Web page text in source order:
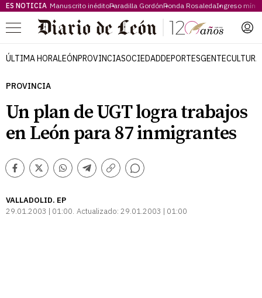
ES NOTICIA Manuscrito inéditoParadilla GordónRonda RosaledaIngreso
Menú
ÚLTIMA HORALEÓNPROVINCIASOCIEDADDEPORTESGENTECULTURA
PROVINCIA
Un plan de UGT logra trabajos
en León para 87 inmigrantes
Facebook
TwitterWhatsappTelegram
Copiar
Comentarios
VALLADOLID. EP
29.01.2003 | 01:00 Actualizado: 29.01.2003 | 01:00